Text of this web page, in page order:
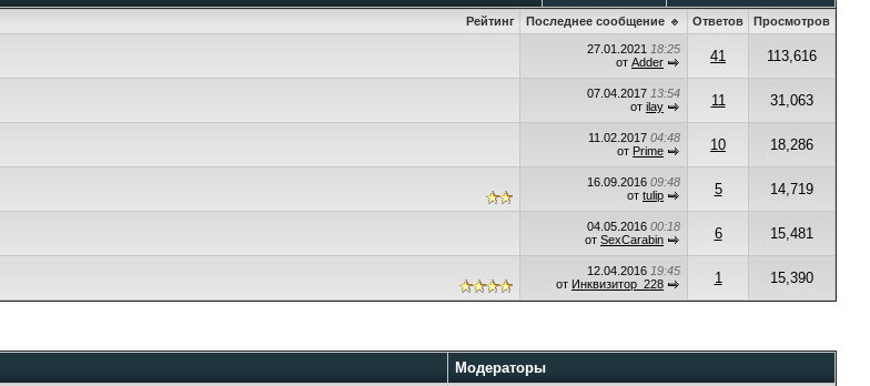
Рейтинг Последнее сообщение Ответов Просмотров
27.01.2021 18:25
от Adder 41 113,616
07.04.2017 13:54
от ilay 11 31,063
11.02.2017 04:48
от Prime 10 18,286
16.09.2016 09:48
от tulip 5 14,719
04.05.2016 00:18
от SexCarabin 6 15,481
12.04.2016 19:45
от Инквизитор_228 1 15,390
Модераторы